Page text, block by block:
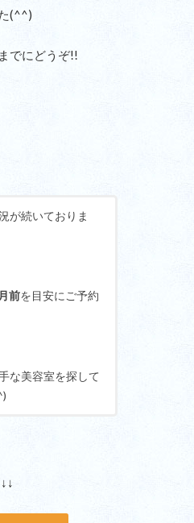
(^^)
でにどうぞ!!
が続いておりま
前を目安にご予約
な美容室を探して